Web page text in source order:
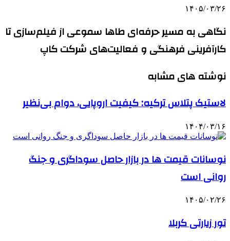
۱۴۰۵/۰۳/۲۶
نگاهی به مسیر حرفه‌ای طاها سموعی از فیلم‌سازی تا
کارآفرینی فرهنگی و فعالیت‌های شرکت کاپ
نوشته های مشابه
لاستیک پتلاس ترکیه: کیفیت اروپایی، دوام بی‌نظیر
۱۴۰۴/۰۳/۱۶
نوسانات قیمت ها در بازار حاصل سوداگری و جنگ
روانی است
۱۴۰۵/۰۲/۲۶
تور زیارتی کربلا